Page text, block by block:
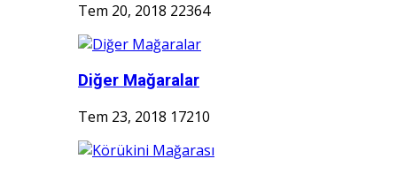
Tem 20, 2018 22364
Diğer Mağaralar
Tem 23, 2018 17210